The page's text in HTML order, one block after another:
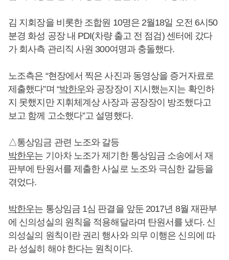
김 지회장을 비롯한 조합원 10명은 2월18일 오전 6시50
분경 화성 공장 내 PDI(차량 출고 전 점검) 센터에 갔다
가 회사측 관리직 사원 300여명과 충돌했다.
노조측은 “현장에서 찍은 사진과 동영상을 증거자료로
제출했다”며 “박한우와 공장장이 지시했는지는 확인하
지 못했지만 지휘체계상 사장과 공장장이 방조했다고
보고 함께 고소했다”고 설명했다.
△통상임금 관련 노조와 갈등
박한우는 기아차 노조가 제기한 통상임금 소송에서 재
판부에 탄원서를 제출한 사실로 노조와 극심한 갈등을
겪었다.
박한우는 통상임금 1심 판결을 앞둔 2017년 8월 재판부
에 신의성실의 원칙을 적용해달라며 탄원서를 냈다. 신
의성실의 원칙이란 권리 행사와 의무 이행은 신의에 따
라 성실히 해야 한다는 원칙이다.